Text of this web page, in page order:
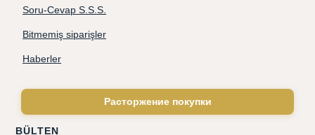
Soru-Cevap S.S.S.
Bitmemiş siparişler
Haberler
Расторжение покупки
BÜLTEN